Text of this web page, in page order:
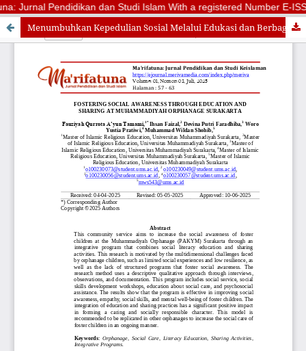
Jurnal Pendidikan dan Studi Islam With a registered Number E-
Menumbuhkan Kepedulian Sosial Melalui Edukasi dan Berbagi di Panti Asuhan Keluarga Yatim Muhammadiyah Surakarta